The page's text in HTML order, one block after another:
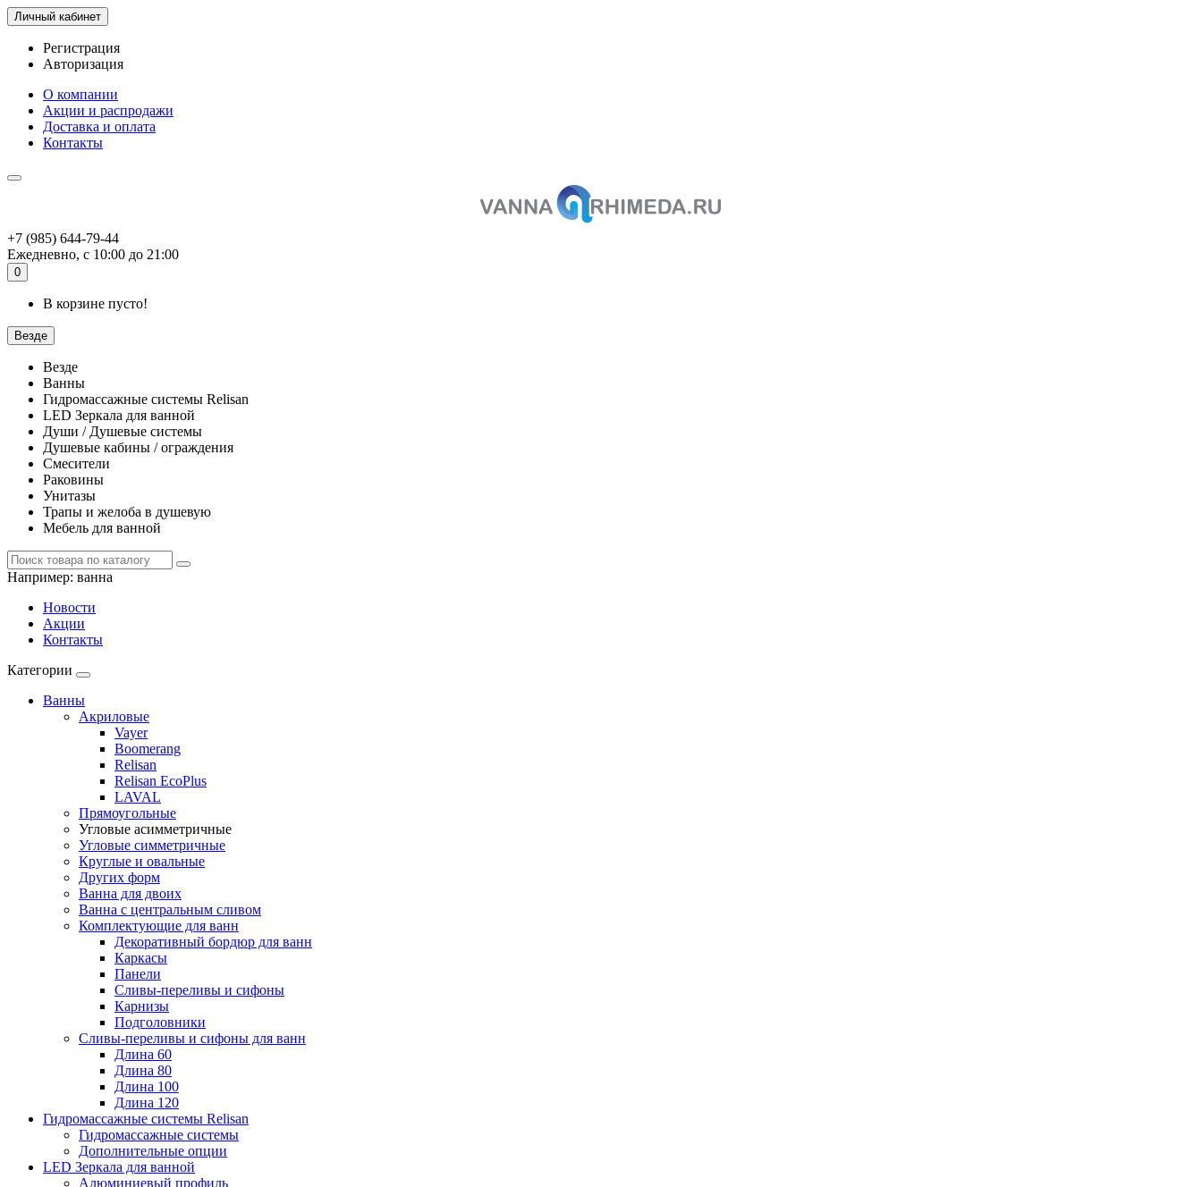
Личный кабинет
Регистрация
Авторизация
О компании
Акции и распродажи
Доставка и оплата
Контакты
+7 (985) 644-79-44
Ежедневно, с 10:00 до 21:00
0
В корзине пусто!
Везде
Везде
Ванны
Гидромассажные системы Relisan
LED Зеркала для ванной
Души / Душевые системы
Душевые кабины / ограждения
Смесители
Раковины
Унитазы
Трапы и желоба в душевую
Мебель для ванной
Например: ванна
Новости
Акции
Контакты
Категории
Ванны
Акриловые
Vayer
Boomerang
Relisan
Relisan EcoPlus
LAVAL
Прямоугольные
Угловые асимметричные
Угловые симметричные
Круглые и овальные
Других форм
Ванна для двоих
Ванна с центральным сливом
Комплектующие для ванн
Декоративный бордюр для ванн
Каркасы
Панели
Сливы-переливы и сифоны
Карнизы
Подголовники
Сливы-переливы и сифоны для ванн
Длина 60
Длина 80
Длина 100
Длина 120
Гидромассажные системы Relisan
Гидромассажные системы
Дополнительные опции
LED Зеркала для ванной
Алюминиевый профиль